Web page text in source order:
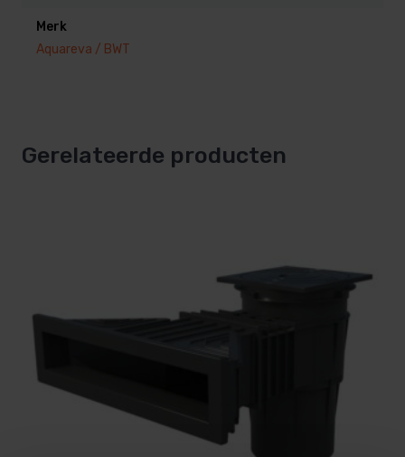
Merk
Aquareva / BWT
Gerelateerde producten